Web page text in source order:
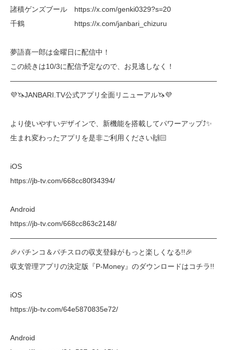
諸積ゲンズブール https://x.com/genki0329?s=20
千鶴 https://x.com/janbari_chizuru
夢語喜一郎は金曜日に配信中！
この続きは10/3に配信予定なので、お見逃しなく！
―――――――――――――――――――――――――――――
💜🦄JANBARI.TV公式アプリ全面リニューアル🦄💜
より使いやすいデザインで、新機能を搭載してパワーアップ⤴︎✨
生まれ変わったアプリを是非ご利用ください🙌🏻
iOS
https://jb-tv.com/668cc80f34394/
Android
https://jb-tv.com/668cc863c2148/
―――――――――――――――――――――――――――――
🎉パチンコ＆パチスロの収支登録がもっと楽しくなる!!🎉
収支管理アプリの決定版『P-Money』のダウンロードはコチラ!!
iOS
https://jb-tv.com/64e5870835e72/
Android